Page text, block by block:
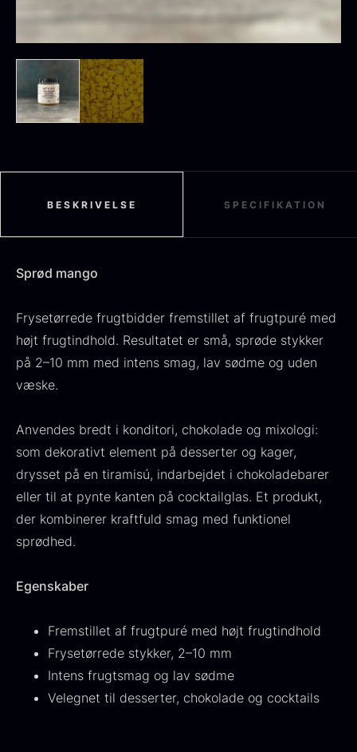
Fra125,00 kr.
TILBUD
Oscietra - Dieckmann &
Fra224,00 kr. Original
price
224,00 .
106,25 kr.Current
price
106,25 .
På lager
På lager
Kokoko langt kul
På lager
Oscietra - LE CAVIAR
På lager
BESKRIVELSE SPECIFIKATION
Sprød mango
Frysetørrede frugtbidder fremstillet af frugtpuré med
højt frugtindhold. Resultatet er små, sprøde stykker
på 2–10 mm med intens smag, lav sødme og uden
væske.
Anvendes bredt i konditori, chokolade og mixologi:
som dekorativt element på desserter og kager,
drysset på en tiramisú, indarbejdet i chokoladebarer
eller til at pynte kanten på cocktailglas. Et produkt,
der kombinerer kraftfuld smag med funktionel
sprødhed.
Egenskaber
Fremstillet af frugtpuré med højt frugtindhold
Frysetørrede stykker, 2–10 mm
Intens frugtsmag og lav sødme
Velegnet til desserter, chokolade og cocktails